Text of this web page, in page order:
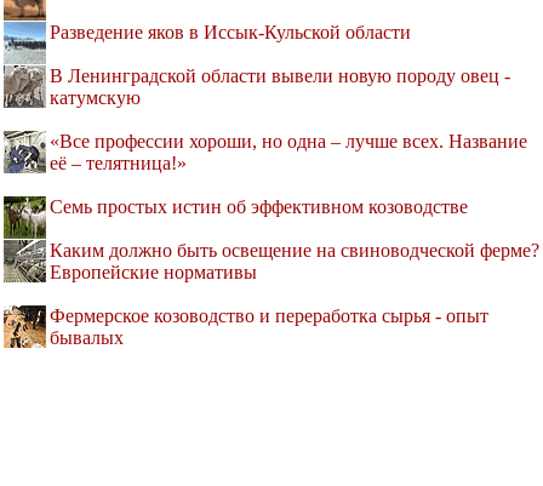
Разведение яков в Иссык-Кульской области
В Ленинградской области вывели новую породу овец -
катумскую
«Все профессии хороши, но одна – лучше всех. Название
её – телятница!»
Семь простых истин об эффективном козоводстве
Каким должно быть освещение на свиноводческой ферме?
Европейские нормативы
Фермерское козоводство и переработка сырья - опыт
бывалых